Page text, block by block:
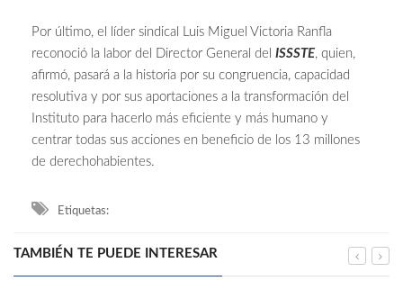
Por último, el líder sindical Luis Miguel Victoria Ranfla
reconoció la labor del Director General del ISSSTE, quien,
afirmó, pasará a la historia por su congruencia, capacidad
resolutiva y por sus aportaciones a la transformación del
Instituto para hacerlo más eficiente y más humano y
centrar todas sus acciones en beneficio de los 13 millones
de derechohabientes.
Etiquetas:
TAMBIÉN TE PUEDE INTERESAR